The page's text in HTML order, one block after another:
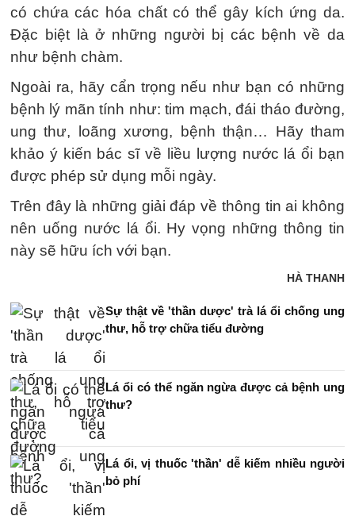
có chứa các hóa chất có thể gây kích ứng da.
Đặc biệt là ở những người bị các bệnh về da
như bệnh chàm.
Ngoài ra, hãy cẩn trọng nếu như bạn có những
bệnh lý mãn tính như: tim mạch, đái tháo đường,
ung thư, loãng xương, bệnh thận… Hãy tham
khảo ý kiến bác sĩ về liều lượng nước lá ổi bạn
được phép sử dụng mỗi ngày.
Trên đây là những giải đáp về thông tin ai không
nên uống nước lá ổi. Hy vọng những thông tin
này sẽ hữu ích với bạn.
HÀ THANH
Sự thật về 'thần dược' trà lá ổi chống ung
thư, hỗ trợ chữa tiểu đường
Lá ổi có thể ngăn ngừa được cả bệnh ung
thư?
Lá ổi, vị thuốc 'thần' dễ kiếm nhiều người
bỏ phí